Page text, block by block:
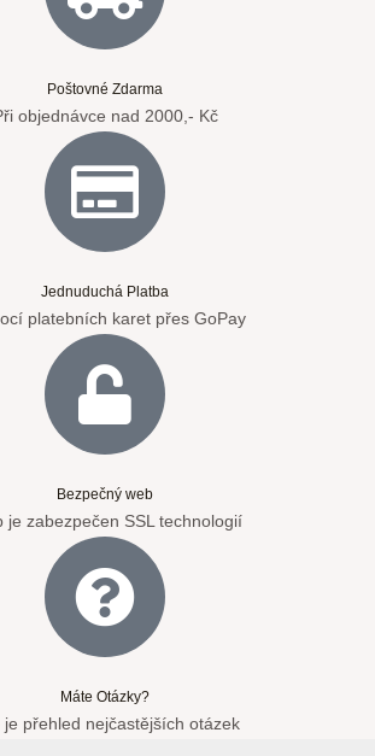
Poštovné Zdarma
objednávce nad 2000,- Kč
Jednuduchá Platba
platebních karet přes GoPay
Bezpečný web
je zabezpečen SSL technologií
Máte Otázky?
je přehled nejčastějších otázek